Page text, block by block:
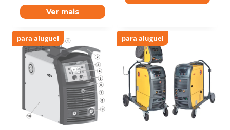
Ver mais
para aluguel para aluguel